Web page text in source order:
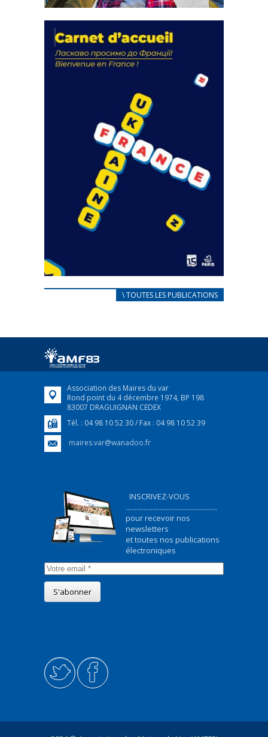
actions
18 septembre 2023
FEUILLETER
CARNET D’ACCUEIL
Afin d’accompagner au mieux les réfugiés
FEUILLETER
\ TOUTES LES PUBLICATIONS
Association des Maires du var
Rond point du 4 décembre 1974, BP 198
83007 DRAGUIGNAN CEDEX
Tél. : 04 98 10 52 30 / Fax : 04 98 10 52 39
maires.var@wanadoo.fr
INSCRIVEZ-VOUS
...................................................
pour recevoir nos
newsletters
et toutes nos publications
électroniques